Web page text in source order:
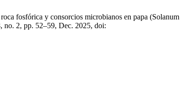
fosfórica y consorcios microbianos en papa (Solanum
no. 2, pp. 52–59, Dec. 2025, doi: